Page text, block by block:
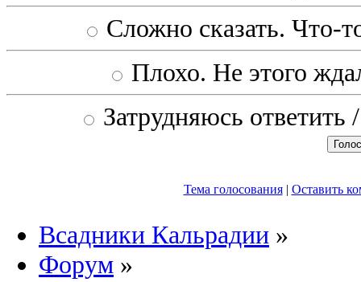
Сложно сказать. Что-
Плохо. Не этого
Затрудняюсь
Тема голосования| Оставить
Всадники Кальрадии »
Форум »